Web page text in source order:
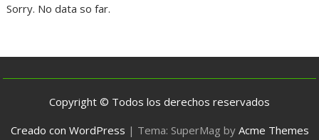
Sorry. No data so far.
Copyright © Todos los derechos reservados
Creado con WordPress | Tema: SuperMag by Acme Themes